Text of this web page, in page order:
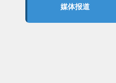
媒体报道